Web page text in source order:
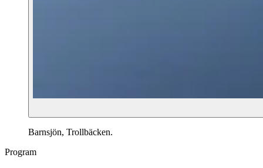
Barnsjön, Trollbäcken.
Program